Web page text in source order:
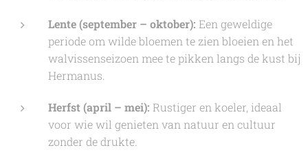
Lente (september – oktober): Een geweldige
periode om wilde bloemen te zien bloeien en het
walvissenseizoen mee te pikken langs de kust bij
Hermanus.
Herfst (april – mei): Rustiger en koeler, ideaal
voor wie wil genieten van natuur en cultuur
zonder de drukte.